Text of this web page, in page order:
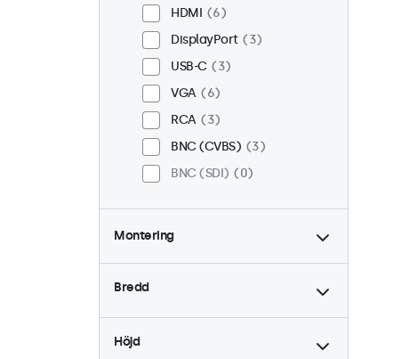
HDMI
6
DisplayPort
3
USB-C
3
VGA
6
RCA
3
BNC (CVBS)
3
BNC (SDI)
0
Montering
Skrivbord
6
Inbyggd
4
Bredd
Höjd